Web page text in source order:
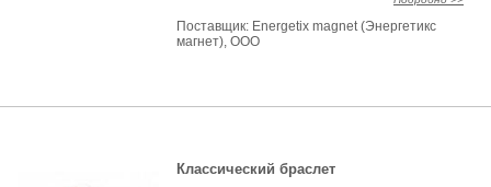
Поставщик: Energetix magnet (Энергетикс
магнет), ООО
Классический браслет